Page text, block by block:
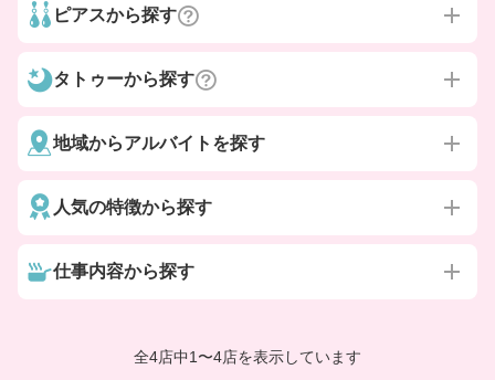
ピアスから探す
タトゥーから探す
地域からアルバイトを探す
人気の特徴から探す
仕事内容から探す
全4店中1 〜4店を表示しています